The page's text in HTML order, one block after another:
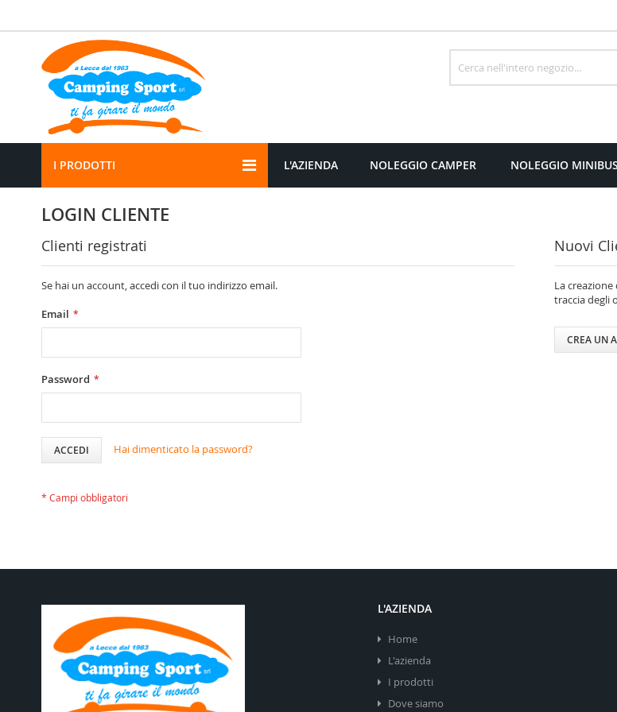
contenuto
Cerca
L'AZIENDA NOLEGGIO CAMPER NOLEGGIO MINIBUS
I PRODOTTI
LOGIN CLIENTE
Clienti registrati
Se hai un account, accedi con il tuo indirizzo email.
Email
Password
ACCEDI Hai dimenticato la password?
Nuovi
La
traccia degli
CREA UN
L'AZIENDA
Home
L'azienda
I prodotti
Dove siamo